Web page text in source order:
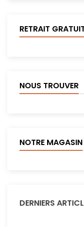
RETRAIT
NOUS TROUVER
NOTRE MAGASIN
DERNIERS